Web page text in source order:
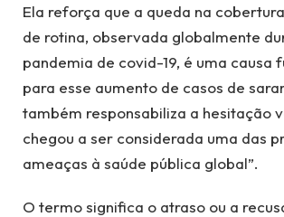
Ela reforça que a queda na
de rotina, observada globalmente
pandemia de covid-19, é uma causa
para esse aumento de casos de
também responsabiliza a hesitação
chegou a ser considerada uma das
ameaças à saúde pública global”.
O termo significa o atraso ou a